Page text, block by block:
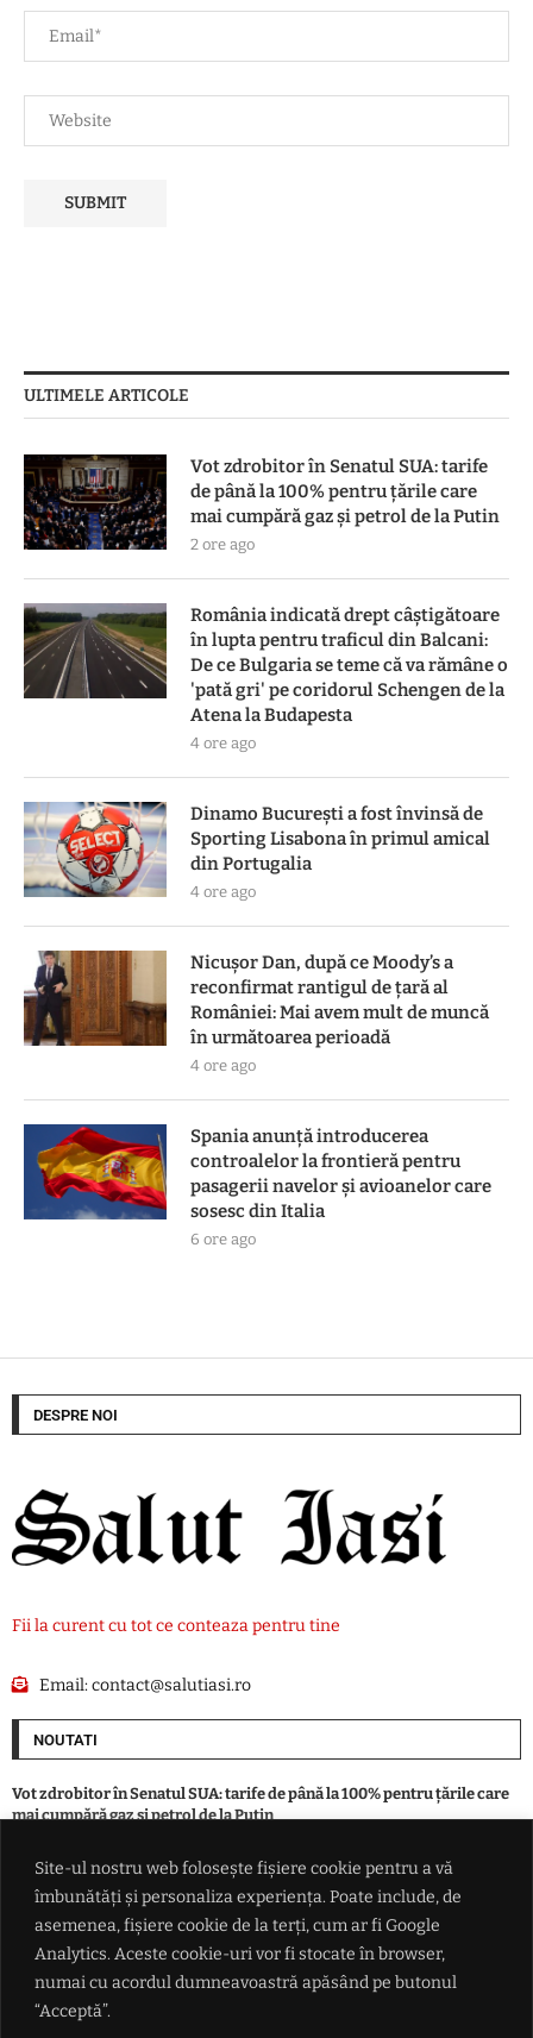
Site-ul nostru web folosește fișiere cookie pentru a vă
îmbunătăți și personaliza experiența. Poate include, de
asemenea, fișiere cookie de la terți, cum ar fi Google
Analytics. Aceste cookie-uri vor fi stocate în browser,
numai cu acordul dumneavoastră apăsând pe butonul
“Acceptă”.
ULTIMELE ARTICOLE
Vot zdrobitor în Senatul SUA: tarife
de până la 100% pentru țările care
mai cumpără gaz și petrol de la Putin
2 ore ago
România indicată drept câștigătoare
în lupta pentru traficul din Balcani:
De ce Bulgaria se teme că va rămâne o
'pată gri' pe coridorul Schengen de la
Atena la Budapesta
4 ore ago
Dinamo București a fost învinsă de
Sporting Lisabona în primul amical
din Portugalia
4 ore ago
Nicușor Dan, după ce Moody’s a
reconfirmat rantigul de țară al
României: Mai avem mult de muncă
în următoarea perioadă
4 ore ago
Spania anunță introducerea
controalelor la frontieră pentru
pasagerii navelor și avioanelor care
sosesc din Italia
6 ore ago
DESPRE NOI
Fii la curent cu tot ce conteaza pentru tine
Email:contact@salutiasi.ro
NOUTATI
Vot zdrobitor în Senatul SUA: tarife de până la 100% pentru țările care
mai cumpără gaz și petrol de la Putin
România indicată drept câștigătoare în lupta pentru traficul din
Balcani: De ce Bulgaria se teme că va rămâne o 'pată gri' pe coridorul
Schengen de la Atena la Budapesta
Dinamo București a fost învinsă de Sporting Lisabona în primul amical
din Portugalia